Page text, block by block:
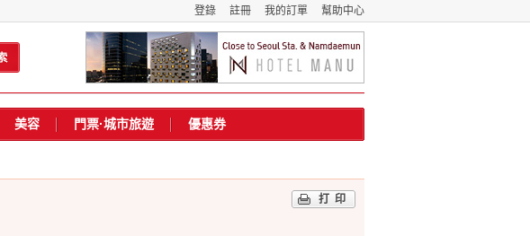
幫助中心
我的訂單
註冊
登錄
美容 門票·城市旅遊 優惠券
打印